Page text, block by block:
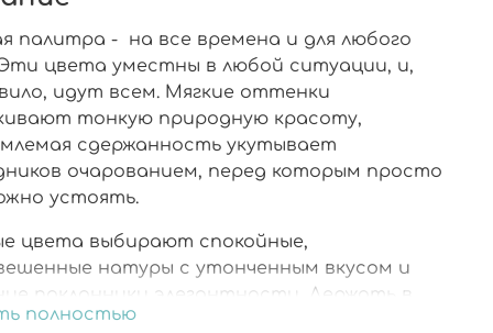
палитра - на все времена и для любого
цвета уместны в любой ситуации, и,
идут всем. Мягкие оттенки
тонкую природную красоту,
сдержанность укутывает
очарованием, перед которым просто
устоять.
цвета выбирают спокойные,
натуры с утонченным вкусом и
поклонники элегантности.
Держать в
несколько комплектов одежды бежево-
полностью